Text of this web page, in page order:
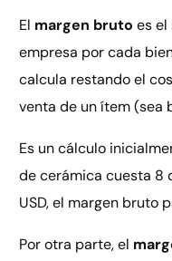
El margen bruto es el
empresa por cada
calcula restando el
venta de un ítem (sea
Es un cálculo
de cerámica cuesta 8
USD, el margen bruto
Por otra parte, el